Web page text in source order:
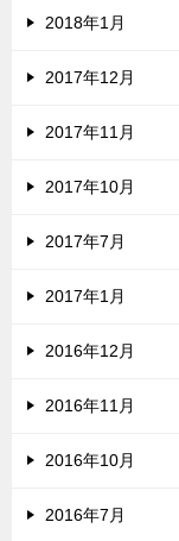
2018年1月
2017年12月
2017年11月
2017年10月
2017年7月
2017年1月
2016年12月
2016年11月
2016年10月
2016年7月